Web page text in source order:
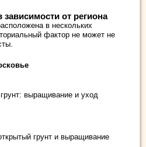
от региона
в нескольких
фактор не может не
выращивание и уход
грунт и выращивание